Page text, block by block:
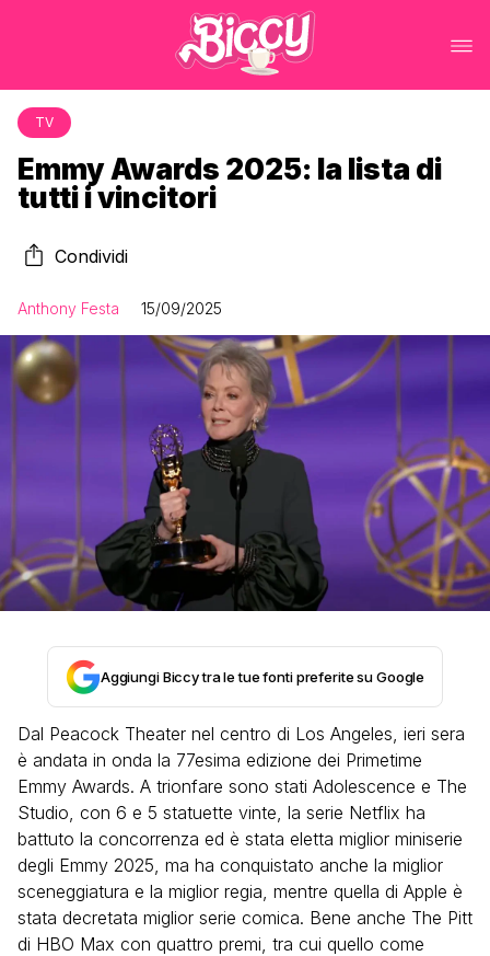
TV
Emmy Awards 2025: la lista di
tutti i vincitori
Condividi
Anthony Festa 15/09/2025
Aggiungi Biccy tra le tue fonti preferite su Google
Dal Peacock Theater nel centro di Los Angeles, ieri sera
è andata in onda la 77esima edizione dei Primetime
Emmy Awards. A trionfare sono stati Adolescence e The
Studio, con 6 e 5 statuette vinte, la serie Netflix ha
battuto la concorrenza ed è stata eletta miglior miniserie
degli Emmy 2025, ma ha conquistato anche la miglior
sceneggiatura e la miglior regia, mentre quella di Apple è
stata decretata miglior serie comica. Bene anche The Pitt
di HBO Max con quattro premi, tra cui quello come